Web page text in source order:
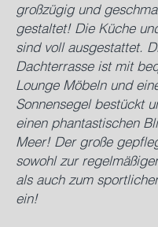
großzügig und
gestaltet! Die Küche
sind voll ausgestattet.
Dachterrasse ist mit
Lounge Möbeln und
Sonnensegel bestückt
einen phantastischen
Meer! Der große
sowohl zur
als auch zum
ein!